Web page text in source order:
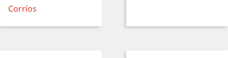
Corríos